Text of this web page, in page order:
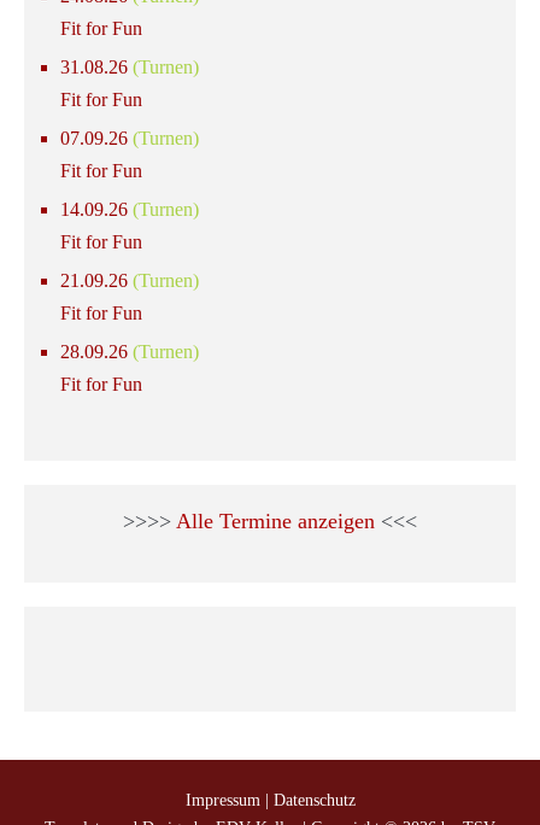
Fit for Fun
31.08.26 (Turnen)
Fit for Fun
07.09.26 (Turnen)
Fit for Fun
14.09.26 (Turnen)
Fit for Fun
21.09.26 (Turnen)
Fit for Fun
28.09.26 (Turnen)
Fit for Fun
>>>> Alle Termine anzeigen <<<
Impressum
Datenschutz